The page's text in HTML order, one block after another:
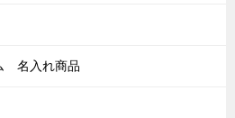
名入れ商品